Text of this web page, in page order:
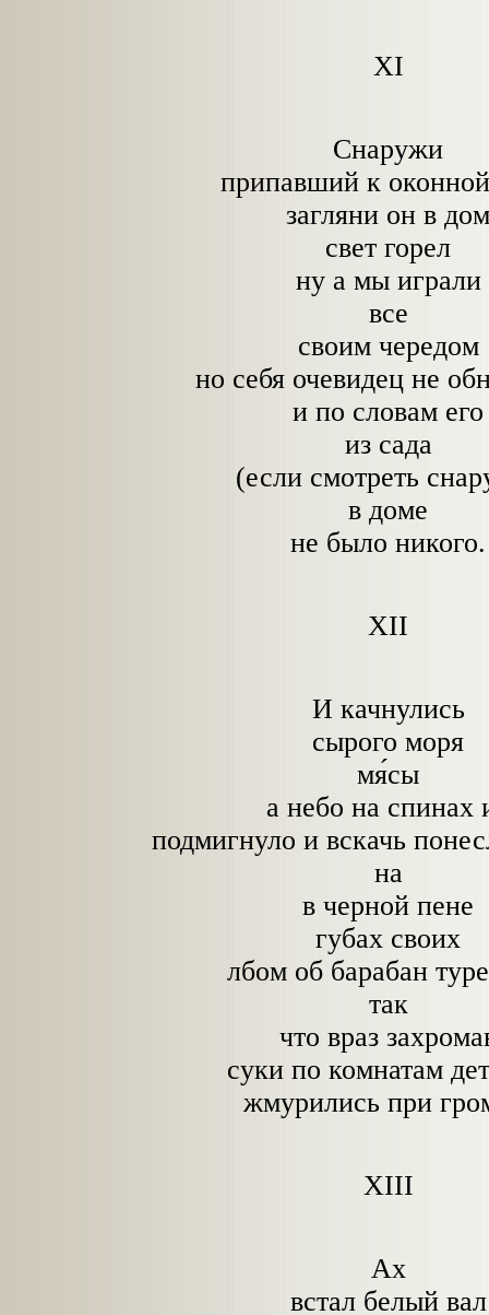
XI
Снаружи
припавший к
загляни он в
свет горел
ну а мы играли
все
своим чередом
но себя очевидец не
и по словам его
из сада
(если смотреть
в доме
не было никого.
XII
И качнулись
сырого моря
мя́сы
а небо на спинах
подмигнуло и вскачь
на
в черной пене
губах своих
лбом об барабан
так
что враз
суки по комнатам
жмурились при
XIII
Ах
встал белый вал